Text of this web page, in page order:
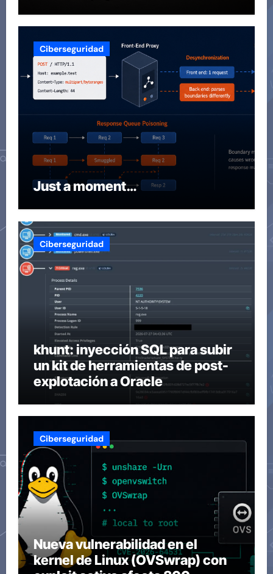
Ciberseguridad
Just a moment…
Ciberseguridad
khunt: inyección SQL para subir
un kit de herramientas de post-
explotación a Oracle
Ciberseguridad
Nueva vulnerabilidad en el
kernel de Linux (OVSwrap) con